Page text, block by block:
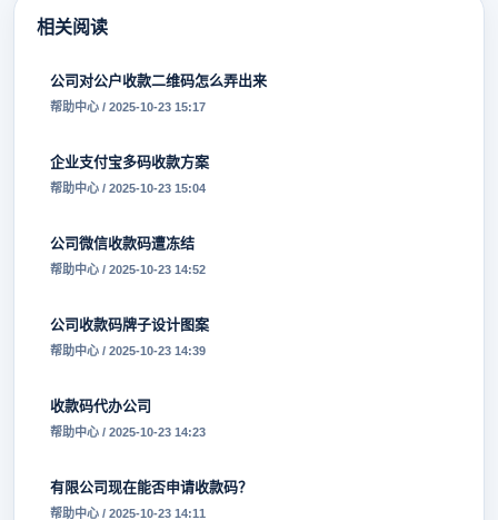
相关阅读
公司对公户收款二维码怎么弄出来
帮助中心 / 2025-10-23 15:17
企业支付宝多码收款方案
帮助中心 / 2025-10-23 15:04
公司微信收款码遭冻结
帮助中心 / 2025-10-23 14:52
公司收款码牌子设计图案
帮助中心 / 2025-10-23 14:39
收款码代办公司
帮助中心 / 2025-10-23 14:23
有限公司现在能否申请收款码？
帮助中心 / 2025-10-23 14:11